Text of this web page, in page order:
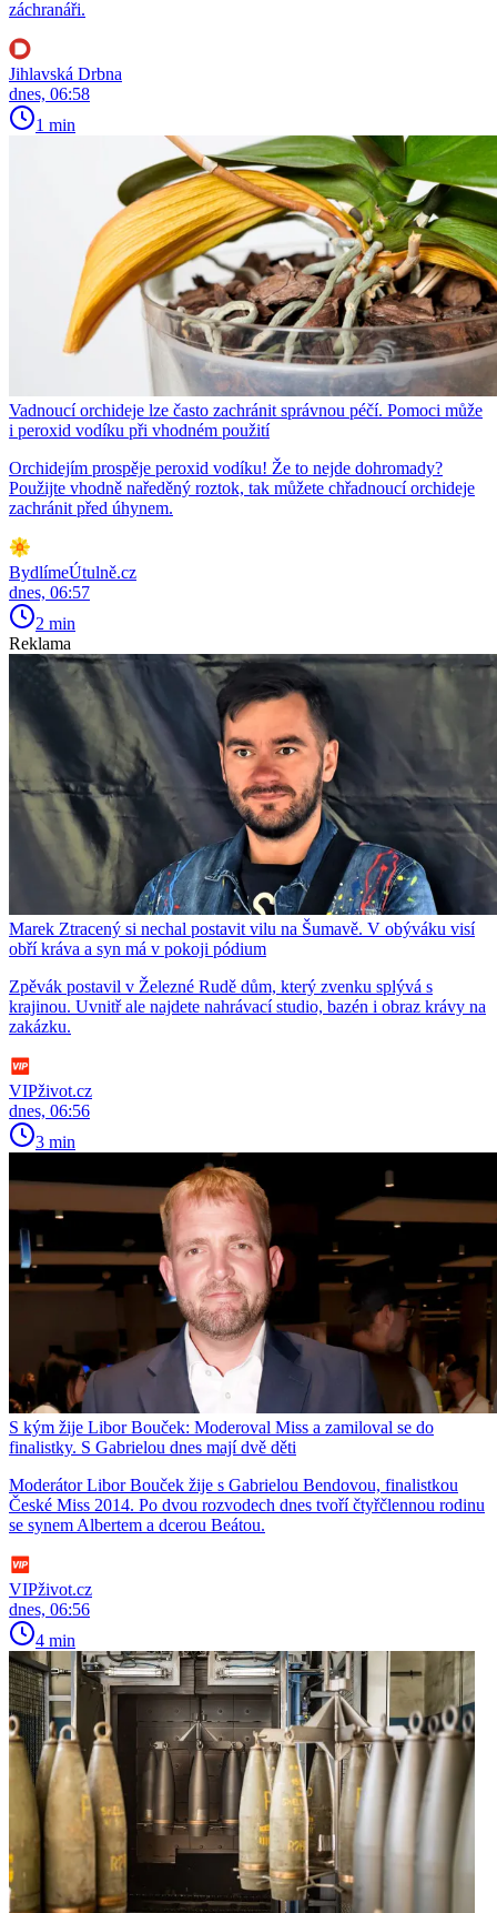
záchranáři.
Jihlavská Drbna
dnes, 06:58
1 min
Vadnoucí orchideje lze často zachránit správnou péčí. Pomoci může
i peroxid vodíku při vhodném použití
Orchidejím prospěje peroxid vodíku! Že to nejde dohromady?
Použijte vhodně naředěný roztok, tak můžete chřadnoucí orchideje
zachránit před úhynem.
BydlímeÚtulně.cz
dnes, 06:57
2 min
Reklama
Marek Ztracený si nechal postavit vilu na Šumavě. V obýváku visí
obří kráva a syn má v pokoji pódium
Zpěvák postavil v Železné Rudě dům, který zvenku splývá s
krajinou. Uvnitř ale najdete nahrávací studio, bazén i obraz krávy na
zakázku.
VIPživot.cz
dnes, 06:56
3 min
S kým žije Libor Bouček: Moderoval Miss a zamiloval se do
finalistky. S Gabrielou dnes mají dvě děti
Moderátor Libor Bouček žije s Gabrielou Bendovou, finalistkou
České Miss 2014. Po dvou rozvodech dnes tvoří čtyřčlennou rodinu
se synem Albertem a dcerou Beátou.
VIPživot.cz
dnes, 06:56
4 min